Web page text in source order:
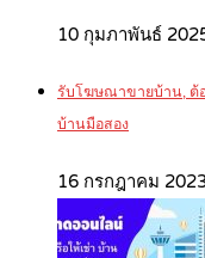
10 กุมภาพันธ์
รับโฆษณาขายบ้าน, ต้
บ้านมือสอง
16 กรกฎาคม